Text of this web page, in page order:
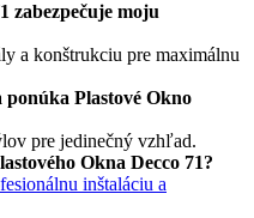
zabezpečuje moju
a konštrukciu pre maximálnu
ponúka Plastové Okno
pre jedinečný vzhľad.
Okna Decco 71?
inštaláciu a